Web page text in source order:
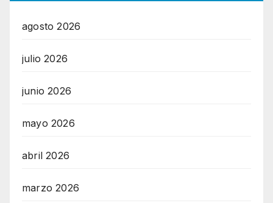
agosto 2026
julio 2026
junio 2026
mayo 2026
abril 2026
marzo 2026